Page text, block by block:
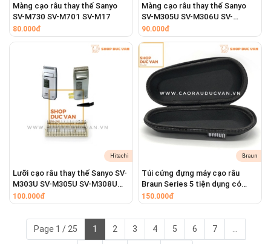
Màng cạo râu thay thế Sanyo
SV-M730 SV-M701 SV-M17
80.000đ
Màng cạo râu thay thế Sanyo
SV-M305U SV-M306U SV-
M308U
90.000đ
Hitachi
Lưỡi cạo râu thay thế Sanyo SV-
M303U SV-M305U SV-M308U
SV-M730 SV-M701
100.000đ
Braun
Túi cứng đựng máy cạo râu
Braun Series 5 tiện dụng có
khóa kéo mang theo du lịch
150.000đ
Page 1 / 25 1 2 3 4 5 6 7